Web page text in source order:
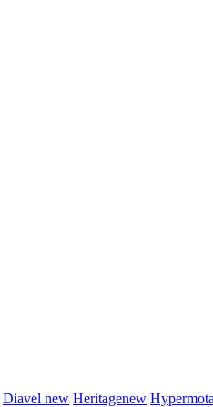
Diavel new Heritagenew